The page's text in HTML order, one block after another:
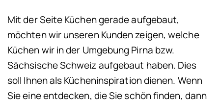
Mit der Seite Küchen gerade aufgebaut,
möchten wir unseren Kunden zeigen, welche
Küchen wir in der Umgebung Pirna bzw.
Sächsische Schweiz aufgebaut haben. Dies
soll Ihnen als Kücheninspiration dienen. Wenn
Sie eine entdecken, die Sie schön finden, dann